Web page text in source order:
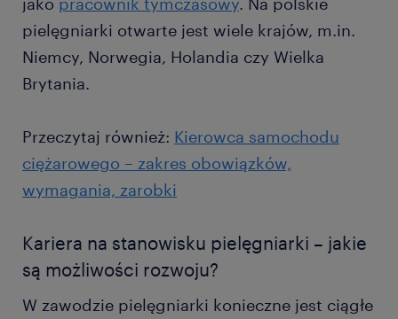
pielęgniarki otwarte jest wiele krajów, m.in.
Niemcy, Norwegia, Holandia czy Wielka
Brytania.
Przeczytaj również: Kierowca samochodu
ciężarowego – zakres obowiązków,
wymagania, zarobki
Kariera na stanowisku pielęgniarki – jakie
są możliwości rozwoju?
W zawodzie pielęgniarki konieczne jest ciągłe